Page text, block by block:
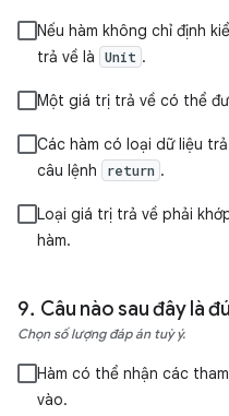
Nếu hàm không chỉ định
trả về là
Unit .
Một giá trị trả về có thể
Các hàm có loại dữ liệu
câu lệnh
return .
Loại giá trị trả về phải
hàm.
Câu nào sau đây là
Chọn số lượng đáp án tuỳ ý.
Hàm có thể nhận các
vào.